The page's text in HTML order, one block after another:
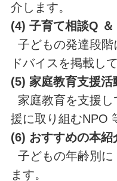
介します。
(4) 子育て相談Q ＆
子どもの発達段
ドバイスを掲載し
(5) 家庭教育支援
家庭教育を支援
援に取り組むNPO
(6) おすすめの本紹
子どもの年齢別に
ます。